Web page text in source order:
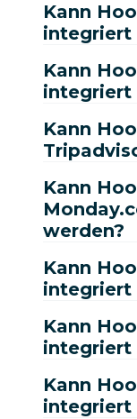
Kann
integriert
Kann
integriert
Kann
Kann
werden?
Kann
integriert
Kann
integriert
Kann
integriert